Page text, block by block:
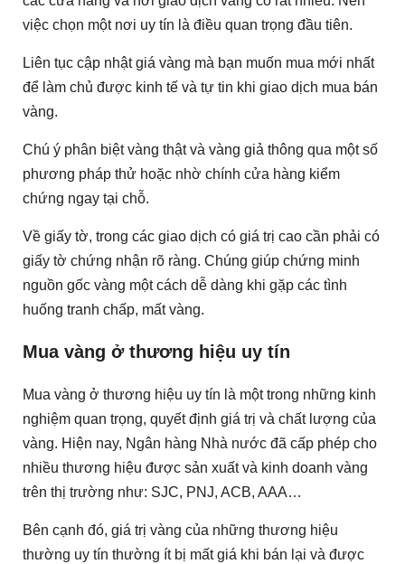
việc chọn một nơi uy tín là điều quan trọng đầu tiên.
Liên tục cập nhật giá vàng mà bạn muốn mua mới nhất
để làm chủ được kinh tế và tự tin khi giao dịch mua bán
vàng.
Chú ý phân biệt vàng thật và vàng giả thông qua một số
phương pháp thử hoặc nhờ chính cửa hàng kiểm
chứng ngay tại chỗ.
Về giấy tờ, trong các giao dịch có giá trị cao cần phải có
giấy tờ chứng nhận rõ ràng. Chúng giúp chứng minh
nguồn gốc vàng một cách dễ dàng khi gặp các tình
huống tranh chấp, mất vàng.
Mua vàng ở thương hiệu uy tín
Mua vàng ở thương hiệu uy tín là một trong những kinh
nghiệm quan trọng, quyết định giá trị và chất lượng của
vàng. Hiện nay, Ngân hàng Nhà nước đã cấp phép cho
nhiều thương hiệu được sản xuất và kinh doanh vàng
trên thị trường như: SJC, PNJ, ACB, AAA…
Bên cạnh đó, giá trị vàng của những thương hiệu
thường uy tín thường ít bị mất giá khi bán lại và được